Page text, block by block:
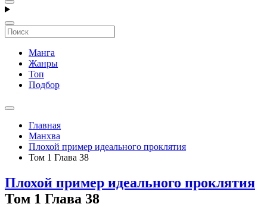
Манга
Жанры
Топ
Подбор
Главная
Манхва
Плохой пример идеального проклятия
Том 1 Глава 38
Плохой пример идеального проклятия
Том 1 Глава 38